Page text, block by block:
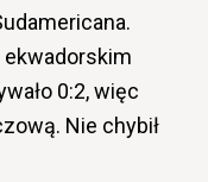
0:2, więc
Nie chybił